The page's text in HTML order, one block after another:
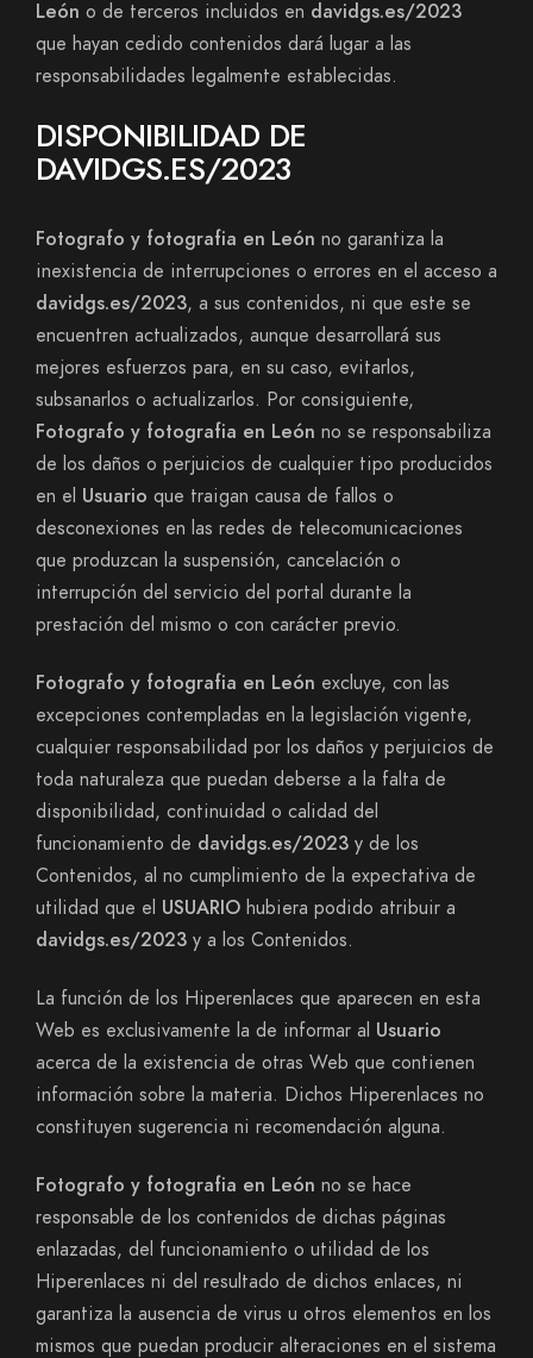
León o de terceros incluidos en davidgs.es/2023
que hayan cedido contenidos dará lugar a las
responsabilidades legalmente establecidas.
DISPONIBILIDAD DE
DAVIDGS.ES/2023
Fotografo y fotografia en León no garantiza la
inexistencia de interrupciones o errores en el acceso a
davidgs.es/2023, a sus contenidos, ni que este se
encuentren actualizados, aunque desarrollará sus
mejores esfuerzos para, en su caso, evitarlos,
subsanarlos o actualizarlos. Por consiguiente,
Fotografo y fotografia en León no se responsabiliza
de los daños o perjuicios de cualquier tipo producidos
en el Usuario que traigan causa de fallos o
desconexiones en las redes de telecomunicaciones
que produzcan la suspensión, cancelación o
interrupción del servicio del portal durante la
prestación del mismo o con carácter previo.
Fotografo y fotografia en León excluye, con las
excepciones contempladas en la legislación vigente,
cualquier responsabilidad por los daños y perjuicios de
toda naturaleza que puedan deberse a la falta de
disponibilidad, continuidad o calidad del
funcionamiento de davidgs.es/2023 y de los
Contenidos, al no cumplimiento de la expectativa de
utilidad que el USUARIO hubiera podido atribuir a
davidgs.es/2023 y a los Contenidos.
La función de los Hiperenlaces que aparecen en esta
Web es exclusivamente la de informar al Usuario
acerca de la existencia de otras Web que contienen
información sobre la materia. Dichos Hiperenlaces no
constituyen sugerencia ni recomendación alguna.
Fotografo y fotografia en León no se hace
responsable de los contenidos de dichas páginas
enlazadas, del funcionamiento o utilidad de los
Hiperenlaces ni del resultado de dichos enlaces, ni
garantiza la ausencia de virus u otros elementos en los
mismos que puedan producir alteraciones en el sistema